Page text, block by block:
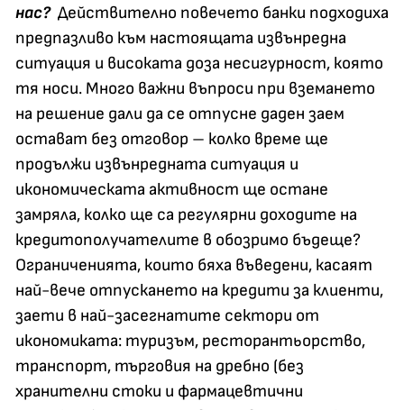
нас? Действително повечето банки подходиха
предпазливо към настоящата извънредна
ситуация и високата доза несигурност, която
тя носи. Много важни въпроси при вземането
на решение дали да се отпусне даден заем
остават без отговор – колко време ще
продължи извънредната ситуация и
икономическата активност ще остане
замряла, колко ще са регулярни доходите на
кредитополучателите в обозримо бъдеще?
Ограниченията, които бяха въведени, касаят
най-вече отпускането на кредити за клиенти,
заети в най-засегнатите сектори от
икономиката: туризъм, ресторантьорство,
транспорт, търговия на дребно (без
хранителни стоки и фармацевтични